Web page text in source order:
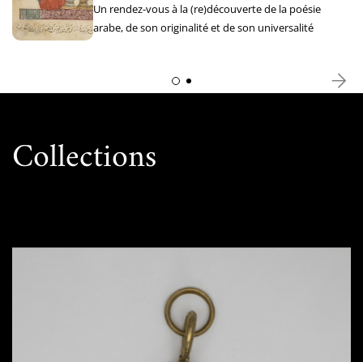
Un rendez-vous à la (re)découverte de la poésie
arabe, de son originalité et de son universalité
Collections